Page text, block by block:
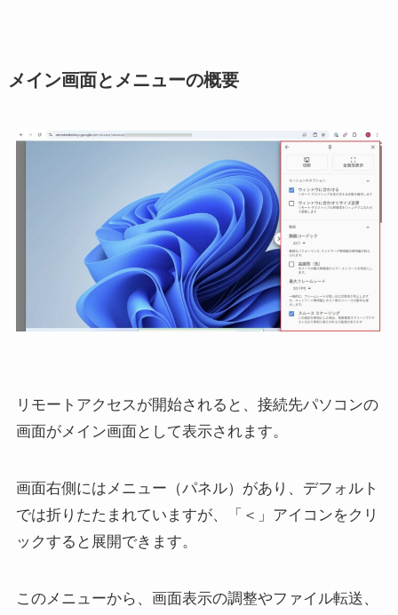
メイン画面と メニューの概要
リモートアクセスが開始されると、接続先パソコンの
画面がメイン画面として表示されます。
画面右側にはメニュー（パネル）があり、デフォルト
では折りたたまれていますが、「＜」アイコンをクリ
ックすると展開できます。
このメニューから、画面表示の調整やファイル転送、